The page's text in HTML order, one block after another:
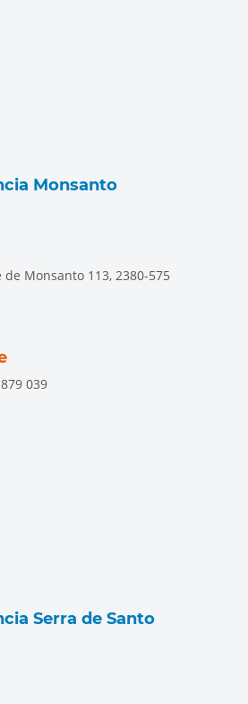
Monsanto
de Monsanto 113, 2380-575
039
Serra de Santo